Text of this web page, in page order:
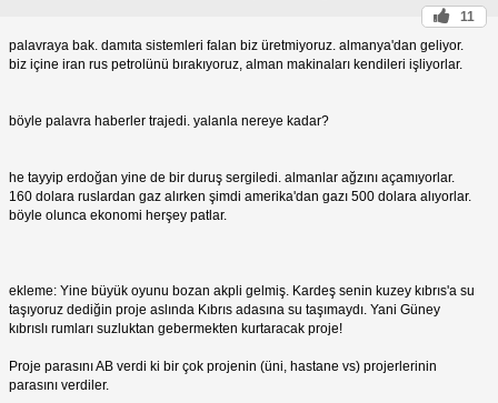
11
palavraya bak. damıta sistemleri falan biz üretmiyoruz. almanya'dan geliyor.
biz içine iran rus petrolünü bırakıyoruz, alman makinaları kendileri işliyorlar.
böyle palavra haberler trajedi. yalanla nereye kadar?
he tayyip erdoğan yine de bir duruş sergiledi. almanlar ağzını açamıyorlar.
160 dolara ruslardan gaz alırken şimdi amerika'dan gazı 500 dolara alıyorlar.
böyle olunca ekonomi herşey patlar.
ekleme: Yine büyük oyunu bozan akpli gelmiş. Kardeş senin kuzey kıbrıs'a su
taşıyoruz dediğin proje aslında Kıbrıs adasına su taşımaydı. Yani Güney
kıbrıslı rumları suzluktan gebermekten kurtaracak proje!
Proje parasını AB verdi ki bir çok projenin (üni, hastane vs) projerlerinin
parasını verdiler.